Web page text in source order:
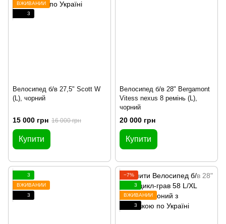
ВЖИВАНИЙ
3
Велосипед б/в 27,5" Scott W
(L), чорний
15 000 грн 16 000 грн
Купити
Велосипед б/в 28" Bergamont
Vitess nexus 8 ремінь (L),
чорний
20 000 грн
Купити
3
ВЖИВАНИЙ
3
−7%
3
ВЖИВАНИЙ
3